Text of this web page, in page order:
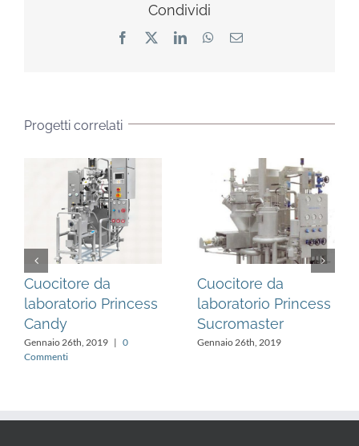
Condividi
Facebook LinkedInWhatsApp
Email
Progetti correlati
Cuocitore da
laboratorio Princess
Candy
Gennaio 26th, 2019 | 0
Commenti
Cuocitore da
laboratorio Princess
Sucromaster
Gennaio 26th, 2019